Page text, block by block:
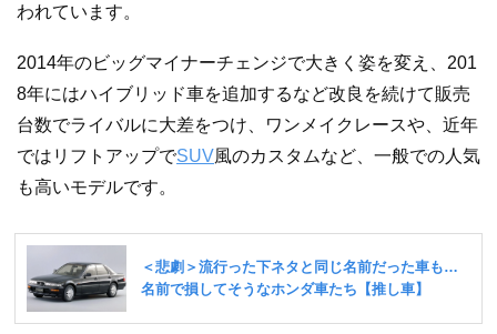
われています。
2014年のビッグマイナーチェンジで大きく姿を変え、201
8年にはハイブリッド車を追加するなど改良を続けて販売
台数でライバルに大差をつけ、ワンメイクレースや、近年
ではリフトアップでSUV風のカスタムなど、一般での人気
も高いモデルです。